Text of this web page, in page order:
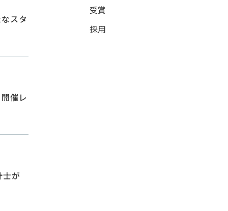
スタ
催レ
士が
受賞
採用